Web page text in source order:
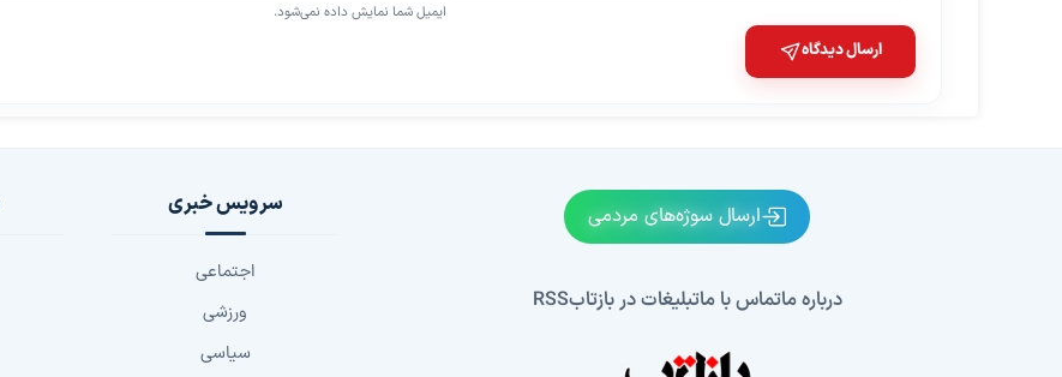
ایمیل شما نمایش داده نمی‌شود.
ارسال دیدگاه
ارسال سوژه‌های مردمی
درباره ماتماس با ماتبلیغات در بازتابRSS
سرویس خبری
اجتماعی
ورزشی
سیاسی